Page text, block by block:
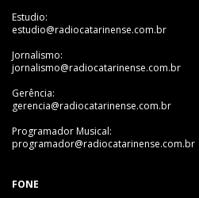
Estudio:
estudio@radiocatarinense.com.br
Jornalismo:
jornalismo@radiocatarinense.com.br
Gerência:
gerencia@radiocatarinense.com.br
Programador Musical:
programador@radiocatarinense.com.br
FONE